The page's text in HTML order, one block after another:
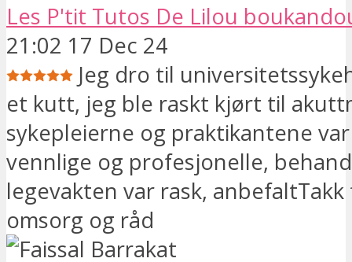
Les P'tit Tutos De Lilou
21:02 17 Dec 24
Jeg dro til
et kutt, jeg ble raskt kjørt til
sykepleierne og praktikantene
vennlige og profesjonelle,
legevakten var rask,
omsorg og råd